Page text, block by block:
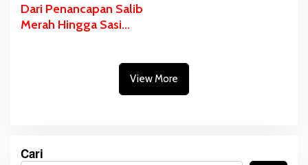
Dari Penancapan Salib
Merah Hingga Sasi
View More
Cari